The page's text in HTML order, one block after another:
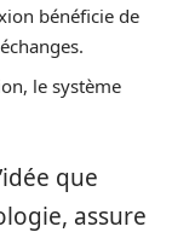
bénéficie de
le système
que
assure